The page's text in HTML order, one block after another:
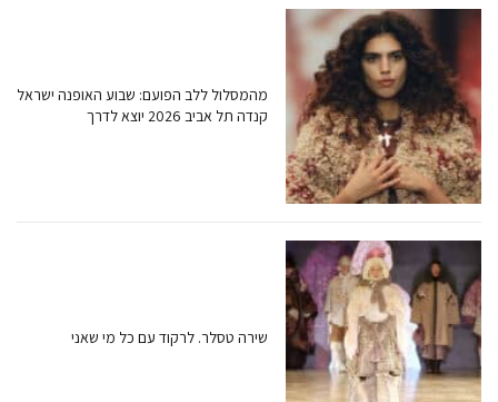
מהמסלול ללב הפועם: שבוע האופנה ישראל
קנדה תל אביב 2026 יוצא לדרך
שירה טסלר. לרקוד עם כל מי שאני